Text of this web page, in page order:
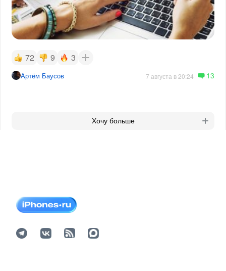
72 9 3
Артём Баусов 7 августа в 20:24 13
Хочу больше